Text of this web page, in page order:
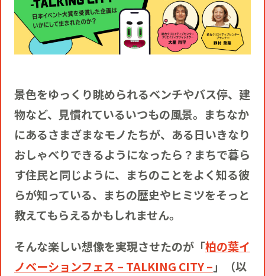
アクティベーション
PR
ガバナンス
本社・支社アクセス
障がい者採用
景色をゆっくり眺められるベンチやバス停、建
物など、見慣れているいつもの風景。まちなか
にあるさまざまなモノたちが、ある日いきなり
おしゃべりできるようになったら？まちで暮ら
す住民と同じように、まちのことをよく知る彼
らが知っている、まちの歴史やヒミツをそっと
教えてもらえるかもしれません。
そんな楽しい想像を実現させたのが「柏の葉イ
ノベーションフェス – TALKING CITY –」（以